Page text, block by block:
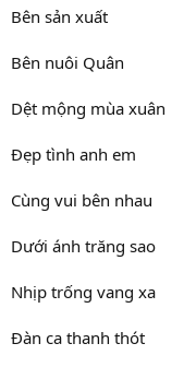
Bên sản xuất
Bên nuôi Quân
Dệt mộng mùa xuân
Đẹp tình anh em
Cùng vui bên nhau
Dưới ánh trăng sao
Nhịp trống vang xa
Đàn ca thanh thót